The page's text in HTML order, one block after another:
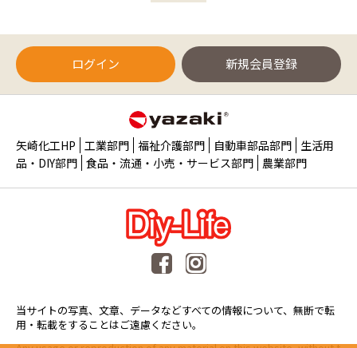
ログイン 新規会員登録
矢崎化工HP 工業部門 福祉介護部門 自動車部品部門 生活用
品・DIY部門 食品・流通・小売・サービス部門 農業部門
当サイトの写真、文章、データなどすべての情報について、無断で転
用・転載をすることはご遠慮ください。